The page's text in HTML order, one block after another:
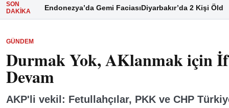
SON
DAKIKA
Endonezya’da Gemi FaciasıDiyarbakır’da 2 Kişi Öldü
GÜNDEM
Durmak Yok, AKlanmak için
Devam
AKP'li vekil: Fetullahçılar, PKK ve CHP